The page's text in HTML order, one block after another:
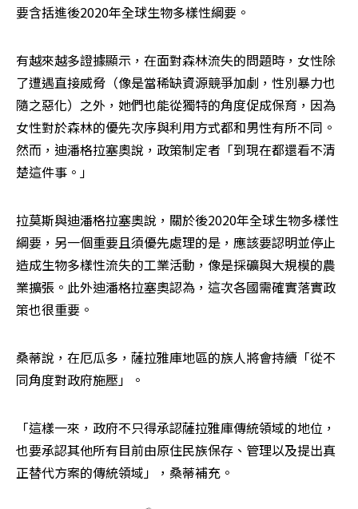
要含括進後2020年全球生物多樣性綱要。
有越來越多證據顯示，在面對森林流失的問題時，女性除
了遭遇直接威脅（像是當稀缺資源競爭加劇，性別暴力也
隨之惡化）之外，她們也能從獨特的角度促成保育，因為
女性對於森林的優先次序與利用方式都和男性有所不同。
然而，迪潘格拉塞奧說，政策制定者「到現在都還看不清
楚這件事。」
拉莫斯與迪潘格拉塞奧說，關於後2020年全球生物多樣性
綱要，另一個重要且須優先處理的是，應該要認明並停止
造成生物多樣性流失的工業活動，像是採礦與大規模的農
業擴張。此外迪潘格拉塞奧認為，這次各國需確實落實政
策也很重要。
桑蒂說，在厄瓜多，薩拉雅庫地區的族人將會持續「從不
同角度對政府施壓」。
「這樣一來，政府不只得承認薩拉雅庫傳統領域的地位，
也要承認其他所有目前由原住民族保存、管理以及提出真
正替代方案的傳統領域」，桑蒂補充。